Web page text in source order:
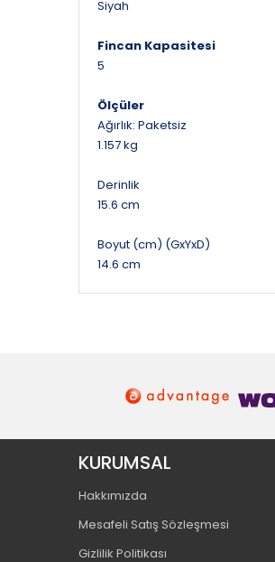
Siyah
Fincan Kapasitesi
5
Ölçüler
Ağırlık: Paketsiz
1.157 kg
Derinlik
15.6 cm
Boyut (cm) (GxYxD)
14.6 cm
KURUMSAL
Hakkımızda
Mesafeli Satış Sözleşmesi
Gizlilik Politikası